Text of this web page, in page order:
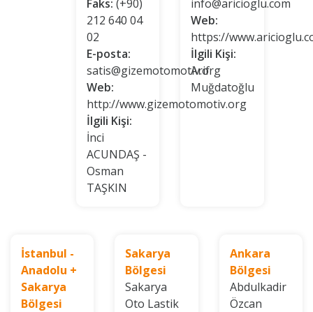
Faks: (+90)
212 640 04
02
E-posta:
satis@gizemotomotiv.org
Web:
http://www.gizemotomotiv.org
İlgili Kişi:
İnci
ACUNDAŞ -
Osman
TAŞKIN
info@aricioglu.com
Web:
https://
İlgili Kişi:
Arif
Muğdatoğlu
İstanbul -
Anadolu +
Sakarya
Bölgesi
Sakarya
Bölgesi
Sakarya
Oto Lastik
Ankara
Bölgesi
Abdulkadir
Özcan